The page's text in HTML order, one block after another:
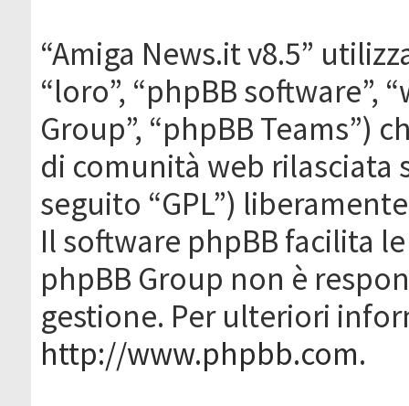
“Amiga News.it v8.5”
“loro”, “phpBB software”,
Group”, “phpBB Teams”)
di comunità web rilasciata
seguito “GPL”)
Il software phpBB facilita
phpBB Group non è
gestione. Per ulteriori
http://www.phpbb.com.